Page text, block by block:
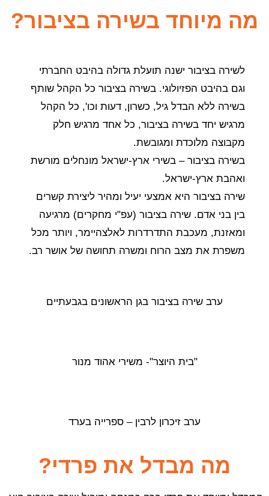
מה מיוחד בשירה בציבור?
לשירה בציבור ישנה תועלת גדולה בהיבט החברתי
וגם בהיבט הפזיולוגי. בשירה בציבור כל הקהל שותף
בשירה ללא הבדל גיל, כשרון, דעות וכו', כל הקהל
מרגיש יחד בשירה בציבור, כל אחד מרגיש חלק
מקבוצה מלוכדת ומגובשת.
בשירה בציבור – בשירי ארץ-ישראל מונחלים מורשת
ואהבת ארץ-ישראל.
שירה בציבור היא אמצעי יעיל ומהיר ליצירת קשרים
בין בני אדם. שירה בציבור (עפ"י מחקרים) מרגיעה
ומאזנת, מעכבת התדרדרות לאלצהיימר, ויותר מכל
משפרת את מצב הרוח ומשרה תחושה של אושר רב.
ערב שירה בציבור בגן הראשונים בגבעתיים
"בית היוצר"- משירי אהוד מנור
ערב זיכרון לרבין – ספרייה בערד
מה מבדל את פרדי?